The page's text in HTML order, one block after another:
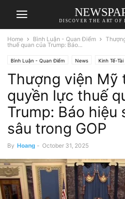
DISCOVER THE ART OF
Home Bình Luận - Quan Điểm
thuế quan của Trump: Báo...
Bình Luận - Quan Điểm News Kinh Tế-Tài
Thượng viện Mỹ
quyền lực thuế
Trump: Báo hiệu
sâu trong GOP
By Hoang - October 31, 2025